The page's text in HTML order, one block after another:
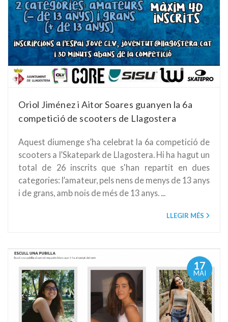
Oriol Jiménez i Aitor Soares guanyen la 6a
competició de scooters de Llagostera
Aquest diumenge s’ha celebrat la 6a competició de
scooters a l’Skatepark de Llagostera. Hi ha hagut un
total de 26 inscrits que s'han repartit en dues
categories: l’amateur, pels nens de menys de 13 anys
i de grans, amb nois de més de 13 anys. ...
LLEGIR MÉS
17
MAI